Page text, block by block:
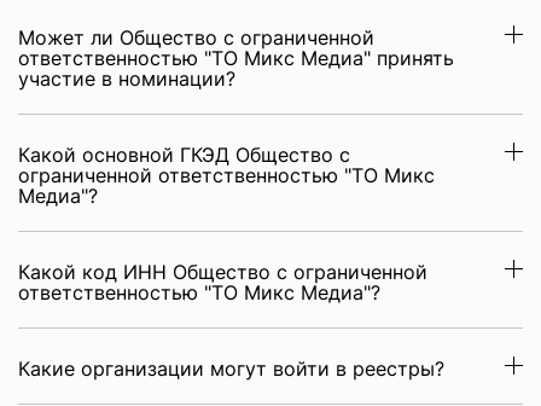
Может ли Общество с ограниченной
ответственностью "ТО Микс Медиа" принять
участие в номинации?
Какой основной ГКЭД Общество с
ограниченной ответственностью "ТО Микс
Медиа"?
Какой код ИНН Общество с ограниченной
ответственностью "ТО Микс Медиа"?
Какие организации могут войти в реестры?